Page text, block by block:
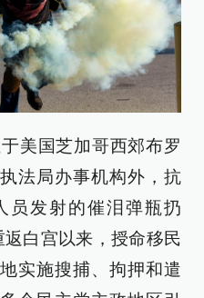
美国芝加哥西郊布罗
法局办事机构外，抗
员发射的催泪弹瓶扔
返白宫以来，授命移民
实施搜捕、拘押和遣